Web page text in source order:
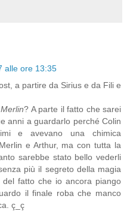
alle ore 13:35
a partire da Sirius e da Fili e
Merlin? A parte il fatto che sarei
anni a guardarlo perché Colin
e avevano una chimica
e Arthur, ma con tutta la
sarebbe stato bello vederli
più il segreto della magia
fatto che io ancora piango
il finale roba che manco
ç_ç